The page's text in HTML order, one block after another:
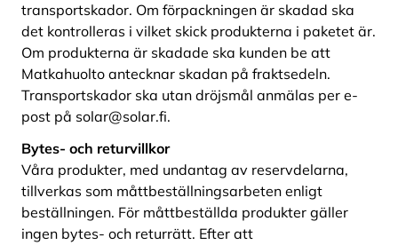
transportskador. Om förpackningen är skadad ska
det kontrolleras i vilket skick produkterna i paketet är.
Om produkterna är skadade ska kunden be att
Matkahuolto antecknar skadan på fraktsedeln.
Transportskador ska utan dröjsmål anmälas per e-
post på solar@solar.fi.
Bytes- och returvillkor
Våra produkter, med undantag av reservdelarna,
tillverkas som måttbeställningsarbeten enligt
beställningen. För måttbeställda produkter gäller
ingen bytes- och returrätt. Efter att